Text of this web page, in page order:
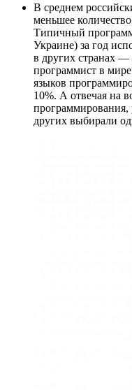
В среднем
меньшее
Типичный
Украине) за год
в других странах
программист в
языков
10%. А отвечая на
программирования,
других выбирали